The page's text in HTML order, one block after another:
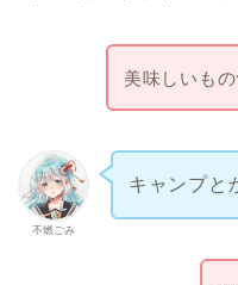
美味しいも
不燃ごみ
キャンプと